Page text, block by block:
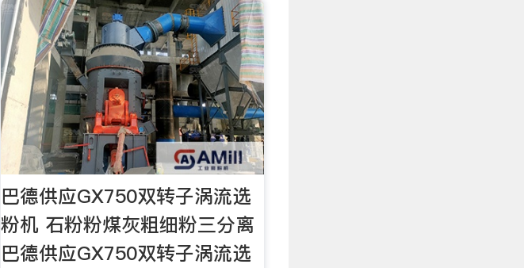
巴德供应GX750双转子涡流选
粉机 石粉粉煤灰粗细粉三分离
巴德供应GX750双转子涡流选